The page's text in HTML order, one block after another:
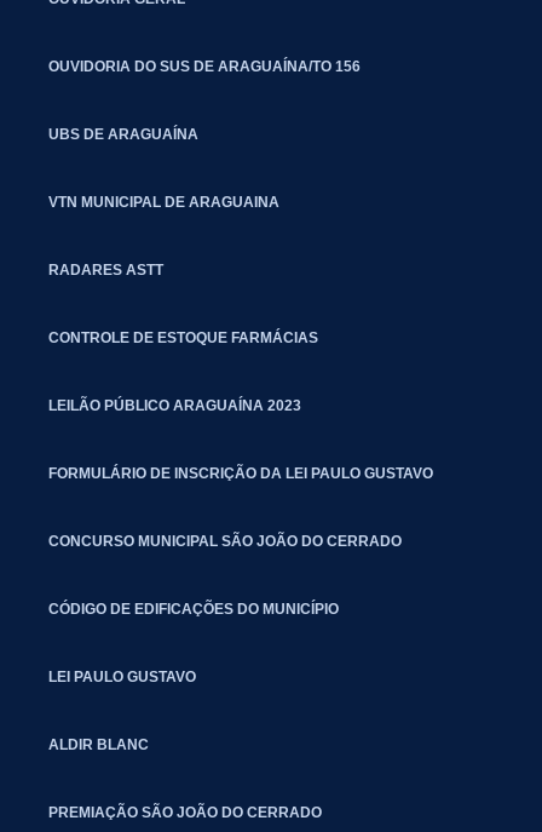
OUVIDORIA DO SUS DE ARAGUAÍNA/TO 156
UBS DE ARAGUAÍNA
VTN MUNICIPAL DE ARAGUAINA
RADARES ASTT
CONTROLE DE ESTOQUE FARMÁCIAS
LEILÃO PÚBLICO ARAGUAÍNA 2023
FORMULÁRIO DE INSCRIÇÃO DA LEI PAULO GUSTAVO
CONCURSO MUNICIPAL SÃO JOÃO DO CERRADO
CÓDIGO DE EDIFICAÇÕES DO MUNICÍPIO
LEI PAULO GUSTAVO
ALDIR BLANC
PREMIAÇÃO SÃO JOÃO DO CERRADO